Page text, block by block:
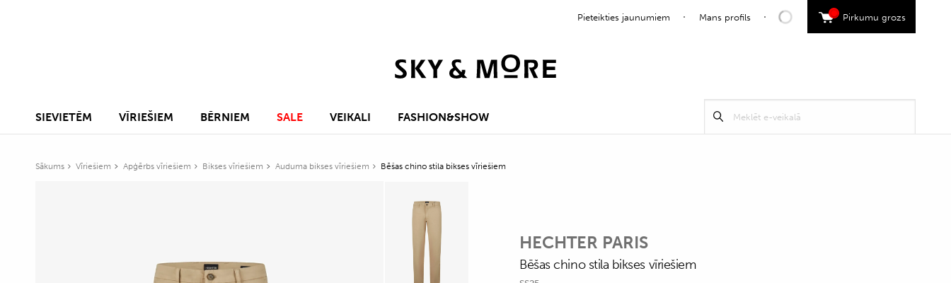
Pieteikties jaunumiem Mans profils Pirkumu grozs
0
SIEVIETĒM VĪRIEŠIEM BĒRNIEM SALE VEIKALI FASHION&SHOW Meklēt
Sākums Vīriešiem Apģērbs vīriešiem Bikses vīriešiem Auduma bikses vīriešiem Bēšas chino stila bikses vīriešiem
HECHTER PARIS
Bēšas chino stila bikses vīriešiem